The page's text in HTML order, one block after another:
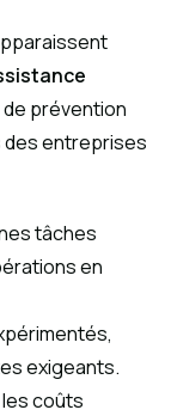
prévention
des entreprises
tâches
en
exigeants.
coûts